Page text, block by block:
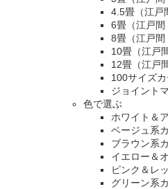
4.5畳（江戸
6畳（江戸間
8畳（江戸間
10畳（江戸
12畳（江戸
100サイズカ
ジョイント
色で選ぶ
ホワイト＆
ベージュ系
ブラウン系
イエロー＆
ピンク＆レ
グリーン系